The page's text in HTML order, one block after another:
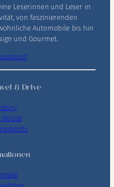
Leserinnen und Leser in
von faszinierenden
Automobile bis hin
und Gourmet.
& Drive
House